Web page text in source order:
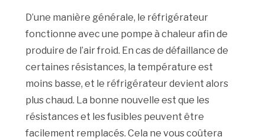
D’une manière générale, le réfrigérateur
fonctionne avec une pompe à chaleur afin de
produire de l’air froid. En cas de défaillance de
certaines résistances, la température est
moins basse, et le réfrigérateur devient alors
plus chaud. La bonne nouvelle est que les
résistances et les fusibles peuvent être
facilement remplacés. Cela ne vous coûtera